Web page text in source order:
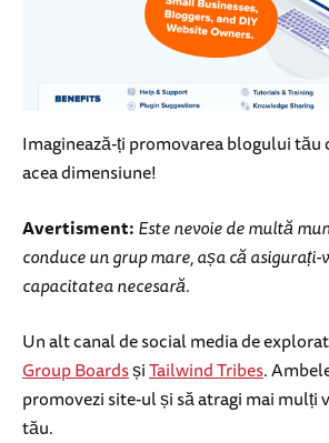
Imaginează-ți promovarea blogului tău
acea dimensiune!
Avertisment:Este nevoie de multă
conduce un grup mare, așa că asigurați-
capacitatea necesară.
Un alt canal de social media de
Group BoardsșiTailwind Tribes.
promovezi site-ul și să atragi mai mulți
tău.